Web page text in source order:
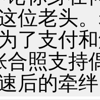
位老头
了支付
合照支持
后的牵